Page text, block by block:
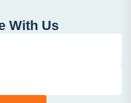
With Us